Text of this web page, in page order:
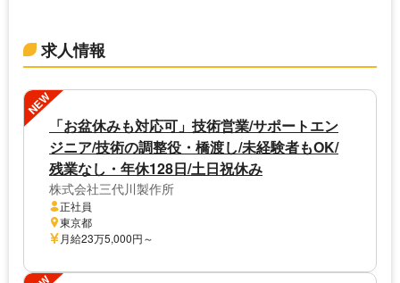
求人情報
NEW
「お盆休みも対応可」技術営業/サポートエン
ジニア/技術の調整役・橋渡し/未経験者もOK/
残業なし・年休128日/土日祝休み
株式会社三代川製作所
正社員
東京都
月給23万5,000円～